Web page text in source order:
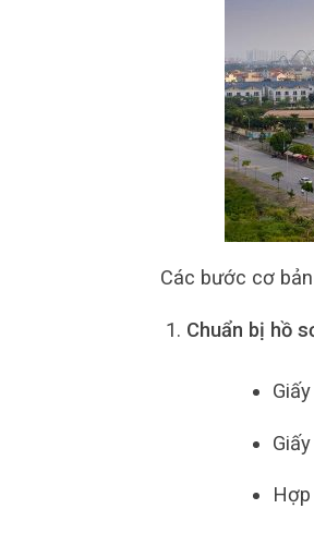
Các bước cơ
Chuẩn bị hồ